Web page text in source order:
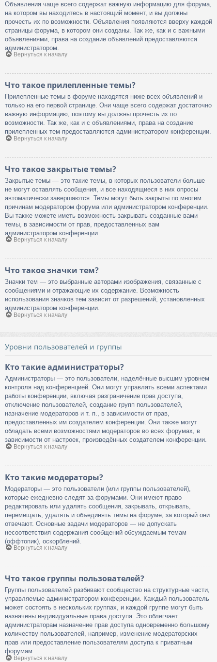
Объявления чаще всего содержат важную информацию для форума,
на котором вы находитесь в настоящий момент, и вы должны
прочесть их по возможности. Объявления появляются вверху каждой
страницы форума, в котором они созданы. Так же, как и с важными
объявлениями, права на создание объявлений предоставляются
администратором.
Вернуться к началу
Что такое прилепленные темы?
Прилепленные темы в форуме находятся ниже всех объявлений и
только на его первой странице. Они чаще всего содержат достаточно
важную информацию, поэтому вы должны прочесть их по
возможности. Так же, как и с объявлениями, права на создание
прилепленных тем предоставляются администратором конференции.
Вернуться к началу
Что такое закрытые темы?
Закрытые темы — это такие темы, в которых пользователи больше
не могут оставлять сообщения, и все находящиеся в них опросы
автоматически завершаются. Темы могут быть закрыты по многим
причинам модератором форума или администратором конференции.
Вы также можете иметь возможность закрывать созданные вами
темы, в зависимости от прав, предоставленных вам
администратором конференции.
Вернуться к началу
Что такое значки тем?
Значки тем — это выбранные авторами изображения, связанные с
сообщениями и отражающие их содержание. Возможность
использования значков тем зависит от разрешений, установленных
администратором конференции.
Вернуться к началу
Уровни пользователей и группы
Кто такие администраторы?
Администраторы — это пользователи, наделённые высшим уровнем
контроля над конференцией. Они могут управлять всеми аспектами
работы конференции, включая разграничение прав доступа,
отключение пользователей, создание групп пользователей,
назначение модераторов и т. п., в зависимости от прав,
предоставленных им создателем конференции. Они также могут
обладать всеми возможностями модераторов во всех форумах, в
зависимости от настроек, произведённых создателем конференции.
Вернуться к началу
Кто такие модераторы?
Модераторы — это пользователи (или группы пользователей),
которые ежедневно следят за форумами. Они имеют право
редактировать или удалять сообщения, закрывать, открывать,
перемещать, удалять и объединять темы на форуме, за который они
отвечают. Основные задачи модераторов — не допускать
несоответствия содержания сообщений обсуждаемым темам
(оффтопик), оскорблений.
Вернуться к началу
Что такое группы пользователей?
Группы пользователей разбивают сообщество на структурные части,
управляемые администратором конференции. Каждый пользователь
может состоять в нескольких группах, и каждой группе могут быть
назначены индивидуальные права доступа. Это облегчает
администраторам назначение прав доступа одновременно большому
количеству пользователей, например, изменение модераторских
прав или предоставление пользователям доступа к приватным
форумам.
Вернуться к началу